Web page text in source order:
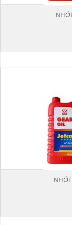
NHỚT